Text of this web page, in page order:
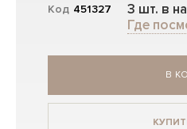
Код 451327
3 шт. в
Где
В